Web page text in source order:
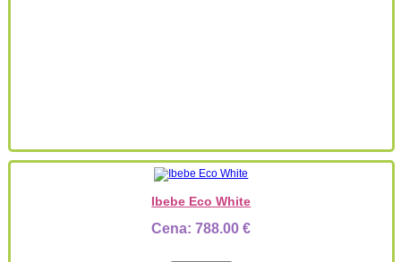
Ibebe Eco White
Cena:788.00 €